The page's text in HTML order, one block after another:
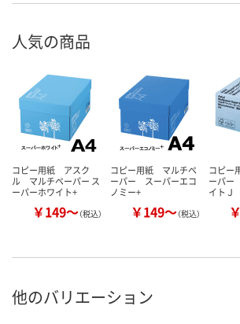
人気の商品
コピー用紙 アスク
ル マルチペーパー ス
ーパーホワイト+
￥149～（税込）
コピー用紙 マルチペ
ーパー スーパーエコ
ノミー+
￥149～（税込）
コピー
ーパー
イトＪ
他のバリエーション